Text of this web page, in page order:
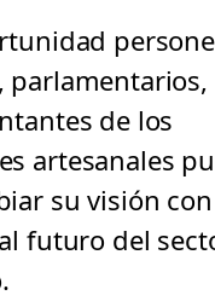
parlamentarios,
de los
artesanales
su visión con
futuro del